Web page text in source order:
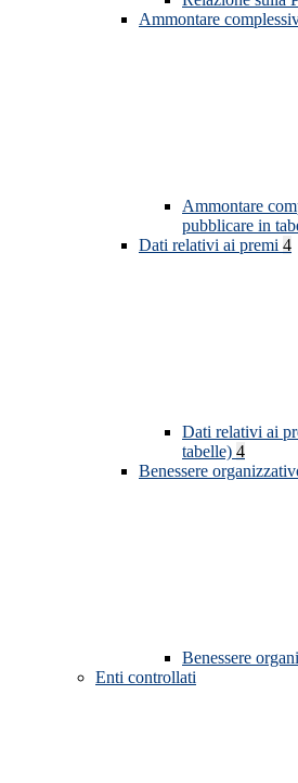
Ammontare
Ammontare
pubblicare in
Dati relativi ai premi 4
Dati relativi ai
tabelle) 4
Benessere
Benessere
Enti controllati